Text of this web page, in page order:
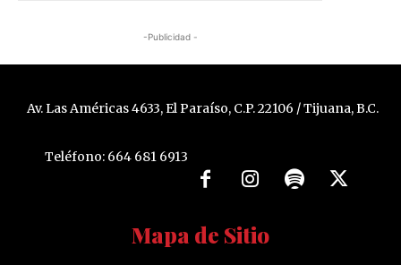
-Publicidad -
Av. Las Américas 4633, El Paraíso, C.P. 22106 / Tijuana, B.C.
Teléfono: 664 681 6913
Mapa de Sitio